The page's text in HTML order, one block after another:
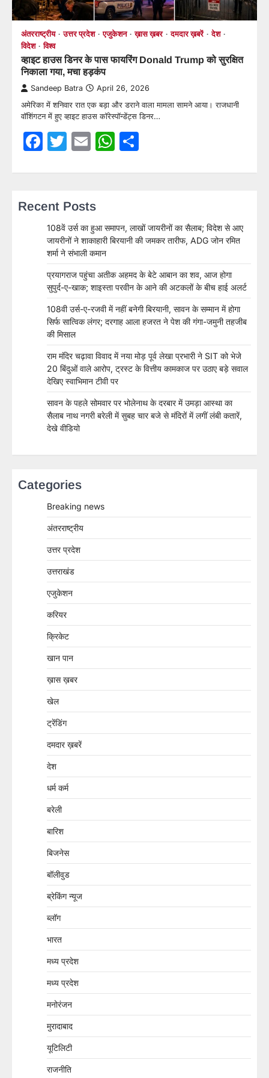
अंतरराष्ट्रीय उत्तर प्रदेश एजुकेशन ख़ास ख़बर दमदार ख़बरें
देश
विदेश
विश्व
व्हाइट हाउस डिनर के पास फायरिंग Donald Trump को सुरक्षित
निकाला गया, मचा हड़कंप
Sandeep Batra April 26, 2026
अमेरिका में शनिवार रात एक बड़ा और डराने वाला मामला सामने आया। राजधानी
वॉशिंगटन में हुए व्हाइट हाउस कॉरेस्पॉन्डेंट्स डिनर…
Facebook
Twitter
EmailWhatsApp
Recent Posts
108वें उर्स का हुआ समापन, लाखों जायरीनों का सैलाब; विदेश से आए
जायरीनों ने शाकाहारी बिरयानी की जमकर तारीफ, ADG जोन रमित
शर्मा ने संभाली कमान
प्रयागराज पहुंचा अतीक अहमद के बेटे आबान का शव, आज होगा
सुपुर्द-ए-खाक; शाइस्ता परवीन के आने की अटकलों के बीच हाई अलर्ट
108वी उर्स-ए-रजवी में नहीं बनेगी बिरयानी, सावन के सम्मान में होगा
सिर्फ सात्विक लंगर; दरगाह आला हजरत ने पेश की गंगा-जमुनी तहजीब
की मिसाल
राम मंदिर चढ़ावा विवाद में नया मोड़ पूर्व लेखा प्रभारी ने SIT को भेजे
20 बिंदुओं वाले आरोप, ट्रस्ट के वित्तीय कामकाज पर उठाए बड़े सवाल
देखिए स्वाभिमान टीवी पर
सावन के पहले सोमवार पर भोलेनाथ के दरबार में उमड़ा आस्था का
सैलाब नाथ नगरी बरेली में सुबह चार बजे से मंदिरों में लगीं लंबी कतारें,
देखे वीडियो
Categories
Breaking news
अंतरराष्ट्रीय
उत्तर प्रदेश
उत्तराखंड
एजुकेशन
करियर
क्रिकेट
खान पान
ख़ास ख़बर
खेल
ट्रेंडिंग
दमदार ख़बरें
देश
धर्म कर्म
बरेली
बारिश
बिजनेस
बॉलीवुड
ब्रेकिंग न्यूज
ब्लॉग
भारत
मध्य प्रदेश
मध्य प्रदेश
मनोरंजन
मुरादाबाद
यूटिलिटी
राजनीति